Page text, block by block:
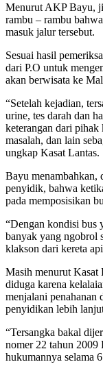
Menurut AKP Bayu,
rambu – rambu
masuk jalur tersebut.
Sesuai hasil
dari P.O untuk
akan berwisata ke
“Setelah kejadian,
urine, tes darah dan
keterangan dari pihak
masalah, dan lain
ungkap Kasat Lantas.
Bayu menambahkan,
penyidik, bahwa
pada memposisikan
“Dengan kondisi bus
banyak yang ngobrol
klakson dari kereta
Masih menurut Kasat
diduga karena
menjalani penahanan
penyidikan lebih
“Tersangka bakal
nomer 22 tahun 2009
hukumannya selama